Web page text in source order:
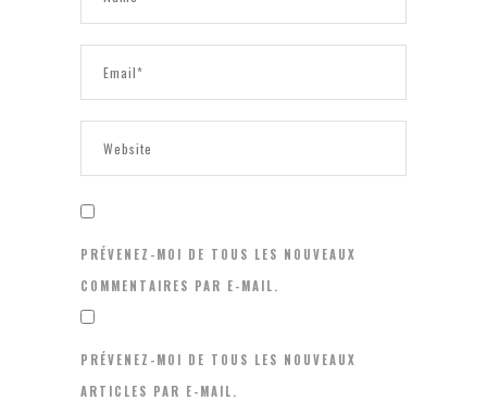
PRÉVENEZ-MOI DE TOUS LES NOUVEAUX
COMMENTAIRES PAR E-MAIL.
PRÉVENEZ-MOI DE TOUS LES NOUVEAUX
ARTICLES PAR E-MAIL.